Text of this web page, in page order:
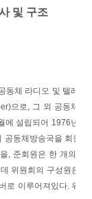
및 구조
동체 라디오 및 텔레
으로, 그 외 공동체
설립되어 1976년 6
동체방송국을 회원
, 준회원은 한 개의 투
위원회의 구성원은
로 이루어져있다. 위